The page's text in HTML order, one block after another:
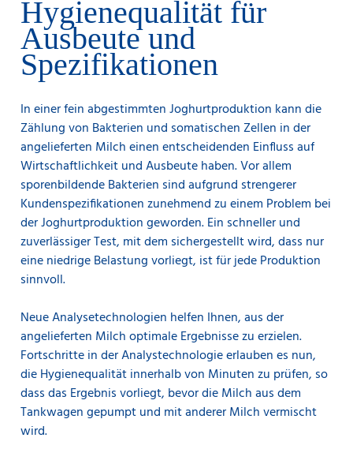
Zeitaufwendige Standardisierungsprüfungen oder
kostspielige Referenzanalysen sind nicht mehr
erforderlich.
Die konsistente Leistung macht auch die Validierung
der Ergebnisse über verschiedene Standorte vollständig
transparent. Es ist das perfekte Tool zur
Milchstandardisierung in der Joghurtherstellung, wo die
Sicherung der Qualität bei der Anlieferung entscheidend
für den Erfolg des gesamten Prozesses ist.
DerMilkoScan™ FT3verfügt über eine automatische
Leistungsprüfung, die alle zwei Stunden durchgeführt
wird. Damit lassen sich Geräteabweichungen
Hygienequalität für
Ausbeute und
Spezifikationen
In einer fein abgestimmten Joghurtproduktion kann die
Zählung von Bakterien und somatischen Zellen in der
angelieferten Milch einen entscheidenden Einfluss auf
Wirtschaftlichkeit und Ausbeute haben. Vor allem
sporenbildende Bakterien sind aufgrund strengerer
Kundenspezifikationen zunehmend zu einem Problem bei
der Joghurtproduktion geworden. Ein schneller und
zuverlässiger Test, mit dem sichergestellt wird, dass nur
eine niedrige Belastung vorliegt, ist für jede Produktion
sinnvoll.
Neue Analysetechnologien helfen Ihnen, aus der
angelieferten Milch optimale Ergebnisse zu erzielen.
Fortschritte in der Analystechnologie erlauben es nun,
die Hygienequalität innerhalb von Minuten zu prüfen, so
dass das Ergebnis vorliegt, bevor die Milch aus dem
Tankwagen gepumpt und mit anderer Milch vermischt
wird.